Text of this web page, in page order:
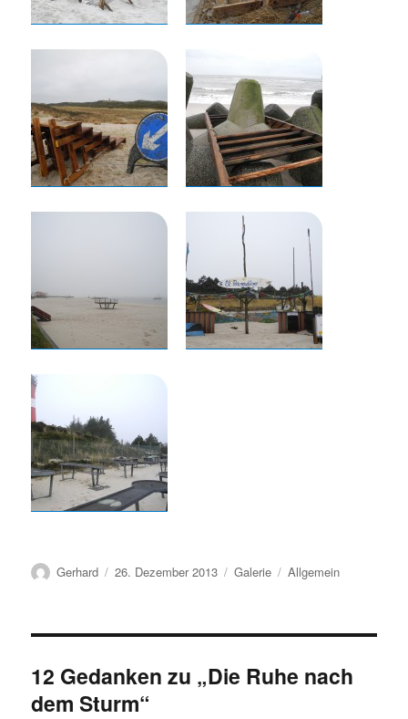
Autor
Gerhard
Veröffentlicht
26. Dezember 2013 Format
Galerie Kategorien
Allgemein
12 Gedanken zu „Die Ruhe nach
dem Sturm“